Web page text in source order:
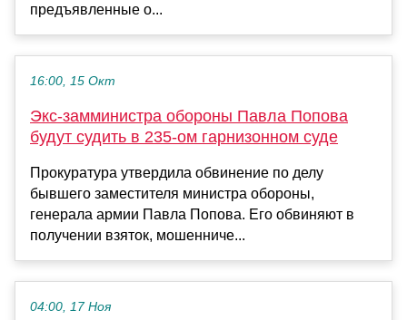
предъявленные о...
16:00, 15 Окт
Экс-замминистра обороны Павла Попова
будут судить в 235-ом гарнизонном суде
Прокуратура утвердила обвинение по делу
бывшего заместителя министра обороны,
генерала армии Павла Попова. Его обвиняют в
получении взяток, мошенниче...
04:00, 17 Ноя